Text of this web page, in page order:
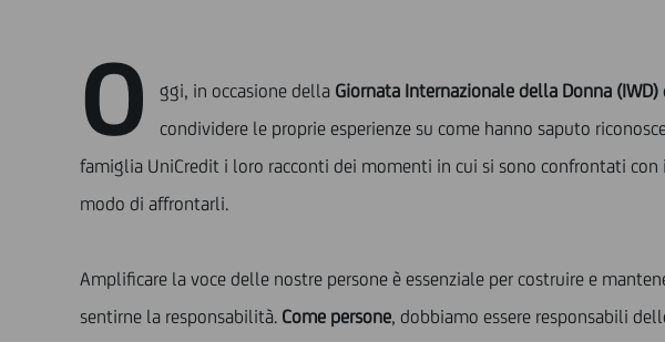
O ggi, in occasione della Giornata Internazionale della Donna (IWD)
condividere le proprie esperienze su come hanno saputo
famiglia UniCredit i loro racconti dei momenti in cui si sono confrontati
modo di affrontarli.
Amplificare la voce delle nostre persone è essenziale per costruire e
sentirne la responsabilità. Come persone, dobbiamo essere responsabili